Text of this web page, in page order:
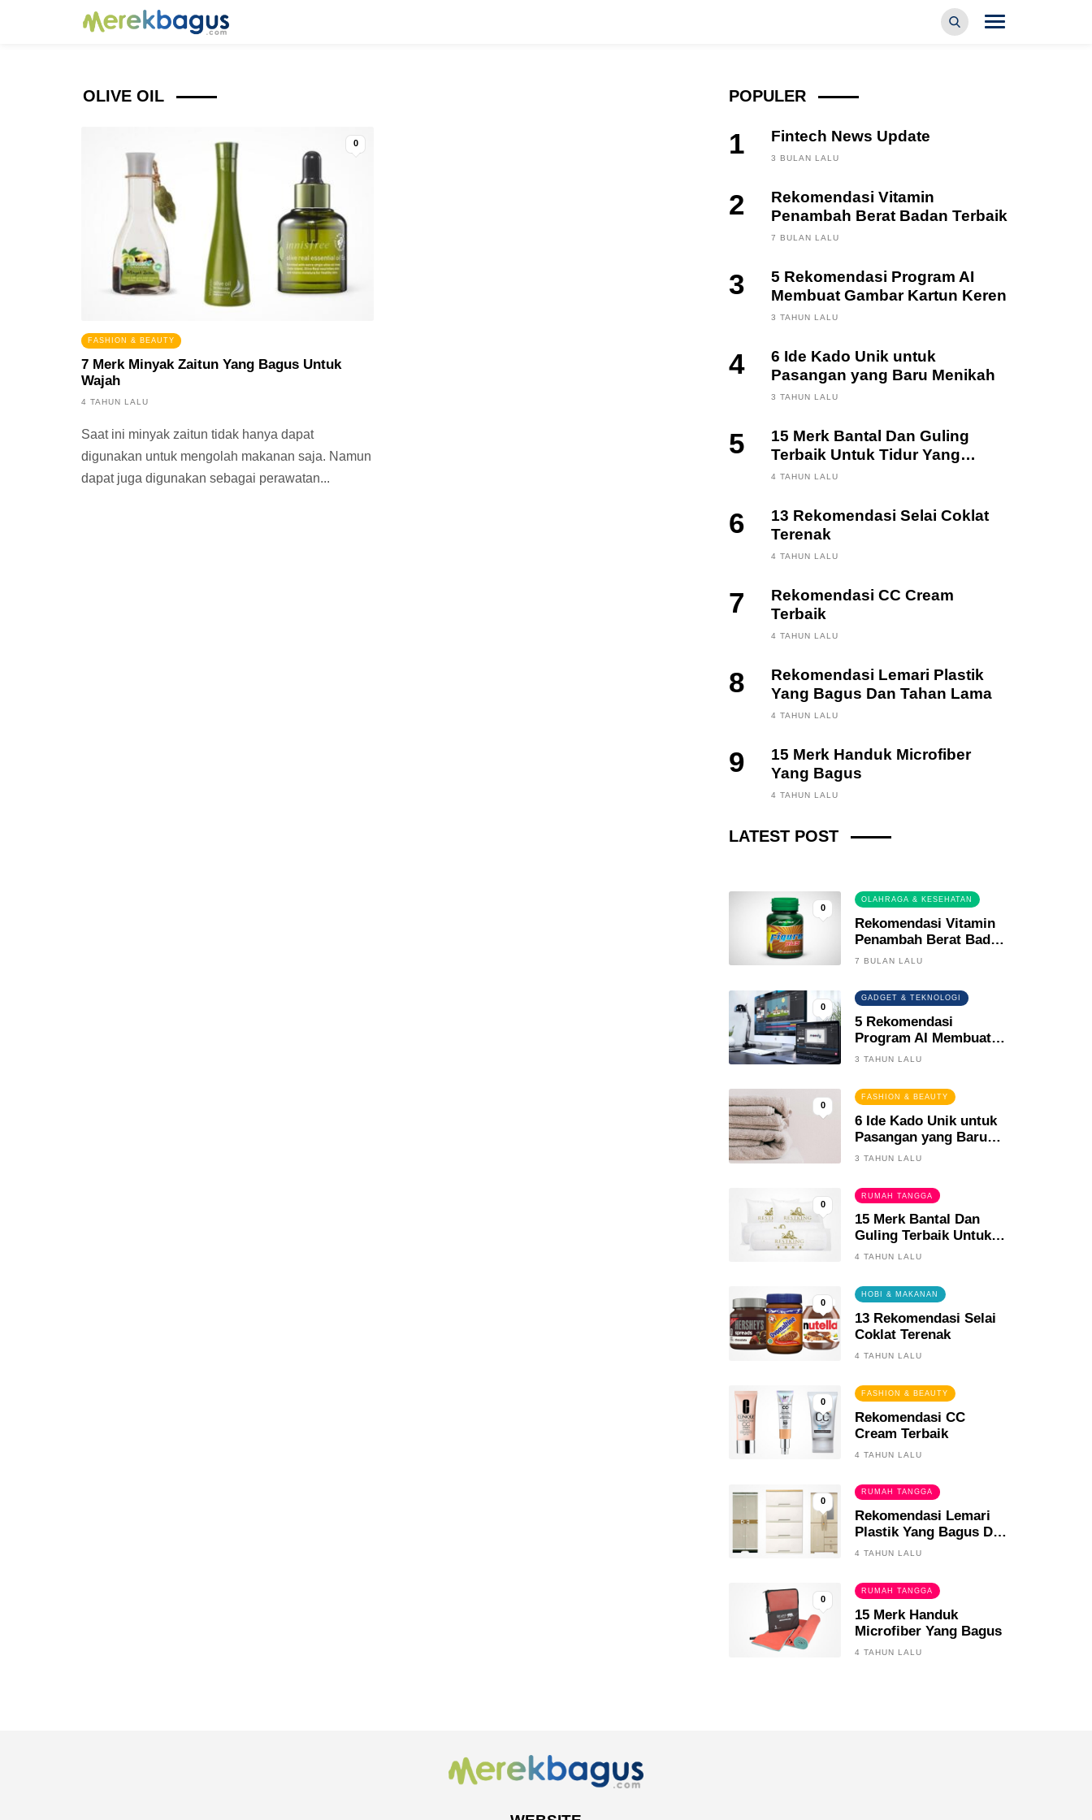
OLIVE OIL
0
FASHION & BEAUTY
7 Merk Minyak Zaitun Yang Bagus Untuk
Wajah
4 TAHUN LALU
Saat ini minyak zaitun tidak hanya dapat
digunakan untuk mengolah makanan saja. Namun
dapat juga digunakan sebagai perawatan...
POPULER
1 Fintech News Update
3 BULAN LALU
2
Rekomendasi Vitamin
Penambah Berat Badan Terbaik
7 BULAN LALU
3
5 Rekomendasi Program AI
Membuat Gambar Kartun Keren
3 TAHUN LALU
4
6 Ide Kado Unik untuk
Pasangan yang Baru Menikah
3 TAHUN LALU
5
15 Merk Bantal Dan Guling
Terbaik Untuk Tidur Yang
Berkualitas
4 TAHUN LALU
6
13 Rekomendasi Selai Coklat
Terenak
4 TAHUN LALU
7
Rekomendasi CC Cream
Terbaik
4 TAHUN LALU
8
Rekomendasi Lemari Plastik
Yang Bagus Dan Tahan Lama
4 TAHUN LALU
9
15 Merk Handuk Microfiber
Yang Bagus
4 TAHUN LALU
LATEST POST
FINANCE, INVESTING
3 BULAN LALU
0
OLAHRAGA & KESEHATAN
Rekomendasi Vitamin
Penambah Berat Badan
Terbaik
7 BULAN LALU
0
GADGET & TEKNOLOGI
5 Rekomendasi
Program AI Membuat
Gambar Kartun Keren
3 TAHUN LALU
0
FASHION & BEAUTY
6 Ide Kado Unik untuk
Pasangan yang Baru
Menikah
3 TAHUN LALU
0
RUMAH TANGGA
15 Merk Bantal Dan
Guling Terbaik Untuk
Tidur Yang Berkualitas
4 TAHUN LALU
0
HOBI & MAKANAN
13 Rekomendasi Selai
Coklat Terenak
4 TAHUN LALU
0
FASHION & BEAUTY
Rekomendasi CC
Cream Terbaik
4 TAHUN LALU
0
RUMAH TANGGA
Rekomendasi Lemari
Plastik Yang Bagus Dan
Tahan Lama
4 TAHUN LALU
0
RUMAH TANGGA
15 Merk Handuk
Microfiber Yang Bagus
4 TAHUN LALU